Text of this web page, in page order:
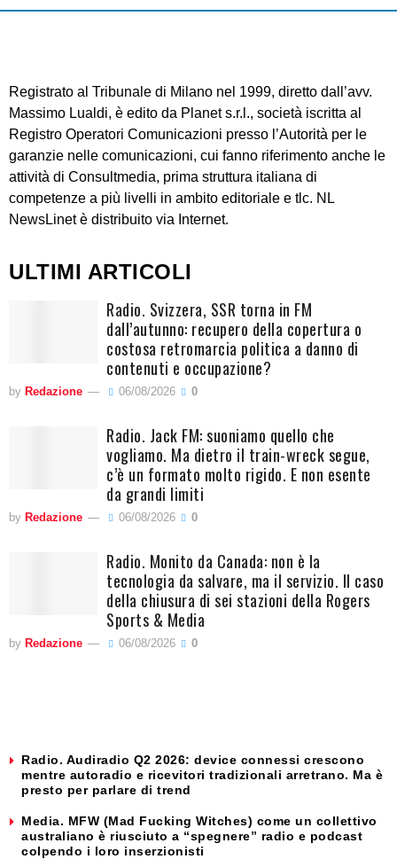
Registrato al Tribunale di Milano nel 1999, diretto dall’avv.
Massimo Lualdi, è edito da Planet s.r.l., società iscritta al
Registro Operatori Comunicazioni presso l’Autorità per le
garanzie nelle comunicazioni, cui fanno riferimento anche le
attività di Consultmedia, prima struttura italiana di
competenze a più livelli in ambito editoriale e tlc. NL
NewsLinet è distribuito via Internet.
ULTIMI ARTICOLI
Radio. Svizzera, SSR torna in FM
dall’autunno: recupero della copertura o
costosa retromarcia politica a danno di
contenuti e occupazione?
by Redazione 06/08/2026 0
Radio. Jack FM: suoniamo quello che
vogliamo. Ma dietro il train-wreck segue,
c’è un formato molto rigido. E non esente
da grandi limiti
by Redazione 06/08/2026 0
Radio. Monito da Canada: non è la
tecnologia da salvare, ma il servizio. Il caso
della chiusura di sei stazioni della Rogers
Sports & Media
by Redazione 06/08/2026 0
Radio. Audiradio Q2 2026: device connessi crescono
mentre autoradio e ricevitori tradizionali arretrano. Ma è
presto per parlare di trend
Media. MFW (Mad Fucking Witches) come un collettivo
australiano è riusciuto a “spegnere” radio e podcast
colpendo i loro inserzionisti